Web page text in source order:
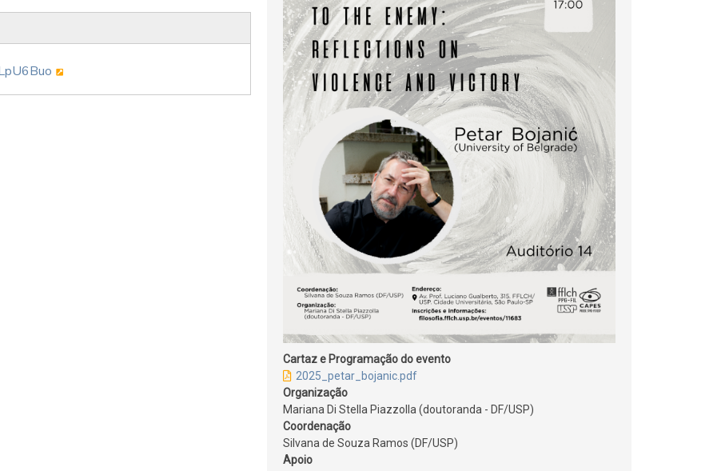
Cartaz e Programação do evento
2025_petar_bojanic.pdf
Organização
Mariana Di Stella Piazzolla (doutoranda - DF/USP)
Coordenação
Silvana de Souza Ramos (DF/USP)
Apoio